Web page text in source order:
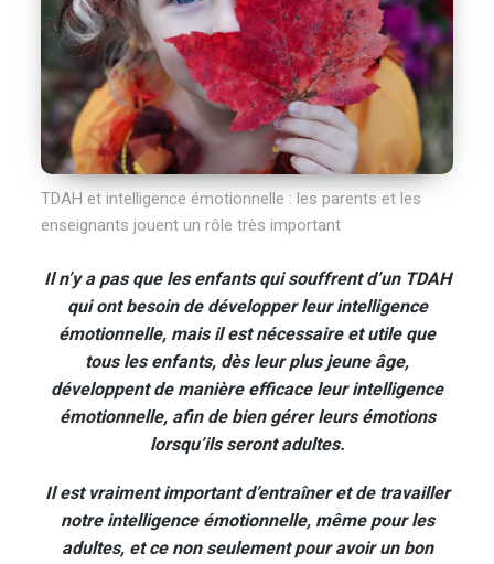
TDAH et intelligence émotionnelle : les parents et les
enseignants jouent un rôle très important
Il n’y a pas que les enfants qui souffrent d’un TDAH
qui ont besoin de développer leur intelligence
émotionnelle, mais il est nécessaire et utile que
tous les enfants, dès leur plus jeune âge,
développent de manière efficace leur intelligence
émotionnelle, afin de bien gérer leurs émotions
lorsqu’ils seront adultes.
Il est vraiment important d’entraîner et de travailler
notre intelligence émotionnelle, même pour les
adultes, et ce non seulement pour avoir un bon